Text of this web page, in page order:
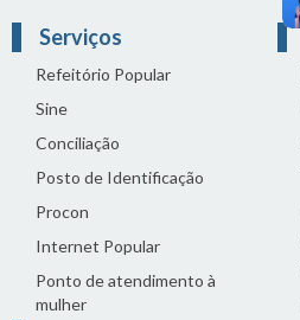
Serviços
Refeitório Popular
Sine
Conciliação
Posto de Identificação
Procon
Internet Popular
Ponto de atendimento à
mulher